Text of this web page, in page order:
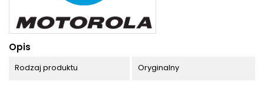
Opis
Rodzaj produktu Oryginalny